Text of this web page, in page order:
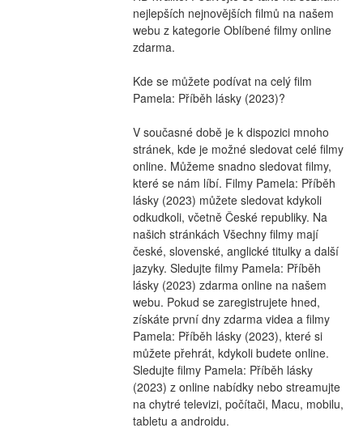
nejlepších nejnovějších filmů na našem
webu z kategorie Oblíbené filmy online
zdarma.
Kde se můžete podívat na celý film
Pamela: Příběh lásky (2023)?
V současné době je k dispozici mnoho
stránek, kde je možné sledovat celé filmy
online. Můžeme snadno sledovat filmy,
které se nám líbí. Filmy Pamela: Příběh
lásky (2023) můžete sledovat kdykoli
odkudkoli, včetně České republiky. Na
našich stránkách Všechny filmy mají
české, slovenské, anglické titulky a další
jazyky. Sledujte filmy Pamela: Příběh
lásky (2023) zdarma online na našem
webu. Pokud se zaregistrujete hned,
získáte první dny zdarma videa a filmy
Pamela: Příběh lásky (2023), které si
můžete přehrát, kdykoli budete online.
Sledujte filmy Pamela: Příběh lásky
(2023) z online nabídky nebo streamujte
na chytré televizi, počítači, Macu, mobilu,
tabletu a androidu.